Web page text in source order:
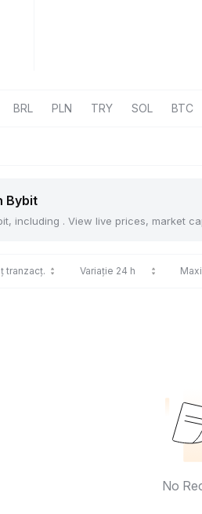
BRL PLN TRY SOL BTC
Bybit
including . View live prices, market
tranzacț. Variație 24 h
No